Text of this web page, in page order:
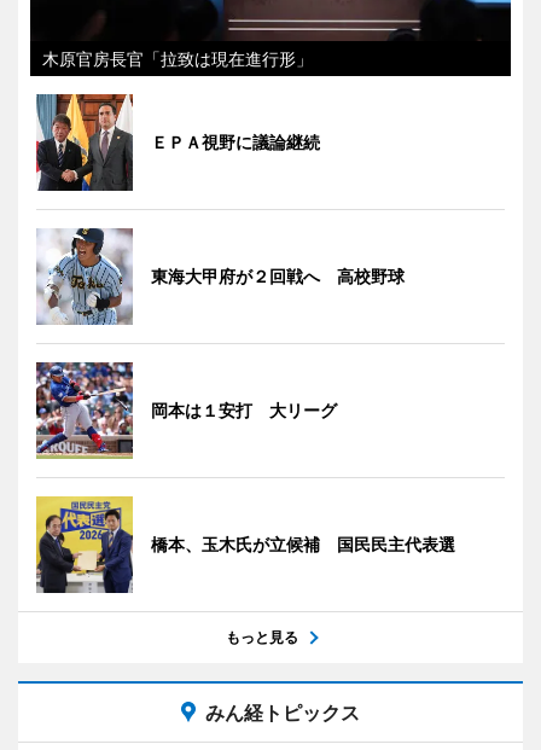
木原官房長官「拉致は現在進行形」
ＥＰＡ視野に議論継続
東海大甲府が２回戦へ 高校野球
岡本は１安打 大リーグ
橋本、玉木氏が立候補 国民民主代表選
もっと見る
みん経トピックス